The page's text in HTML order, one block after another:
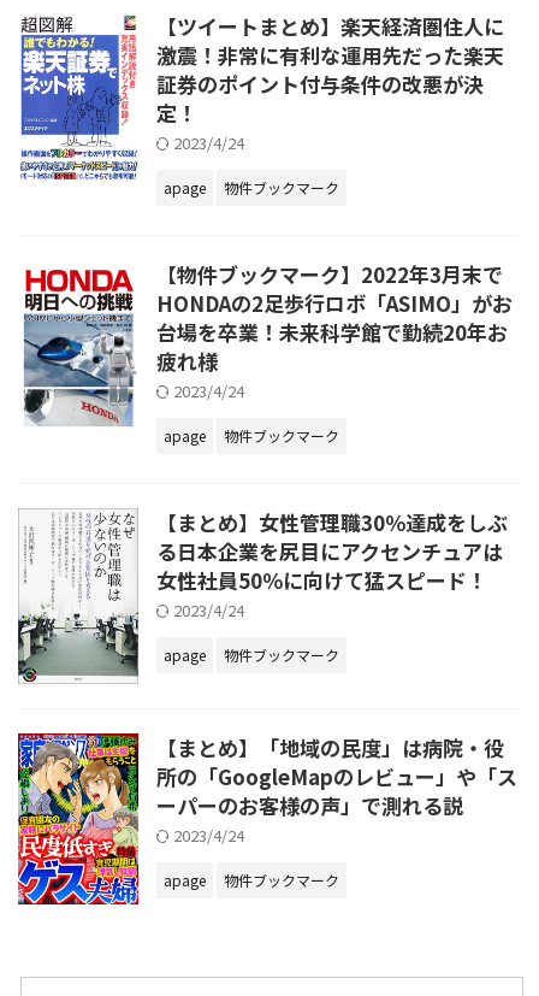
【ツイートまとめ】楽天経済圏住人に
激震！非常に有利な運用先だった楽天
証券のポイント付与条件の改悪が決
定！
2023/4/24
apage 物件ブックマーク
【物件ブックマーク】2022年3月末で
HONDAの2足歩行ロボ「ASIMO」がお
台場を卒業！未来科学館で勤続20年お
疲れ様
2023/4/24
apage 物件ブックマーク
【まとめ】女性管理職30％達成をしぶ
る日本企業を尻目にアクセンチュアは
女性社員50％に向けて猛スピード！
2023/4/24
apage 物件ブックマーク
【まとめ】「地域の民度」は病院・役
所の「GoogleMapのレビュー」や「ス
ーパーのお客様の声」で測れる説
2023/4/24
apage 物件ブックマーク